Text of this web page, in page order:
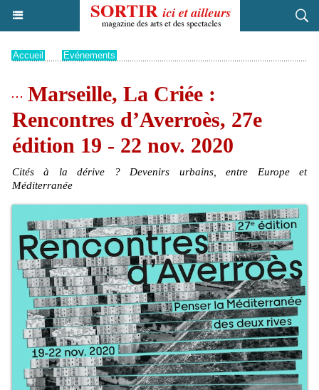
Accueil Evénements
Marseille, La Criée :
Rencontres d’Averroès, 27e
édition 19 - 22 nov. 2020
Cités à la dérive ? Devenirs urbains, entre Europe et
Méditerranée